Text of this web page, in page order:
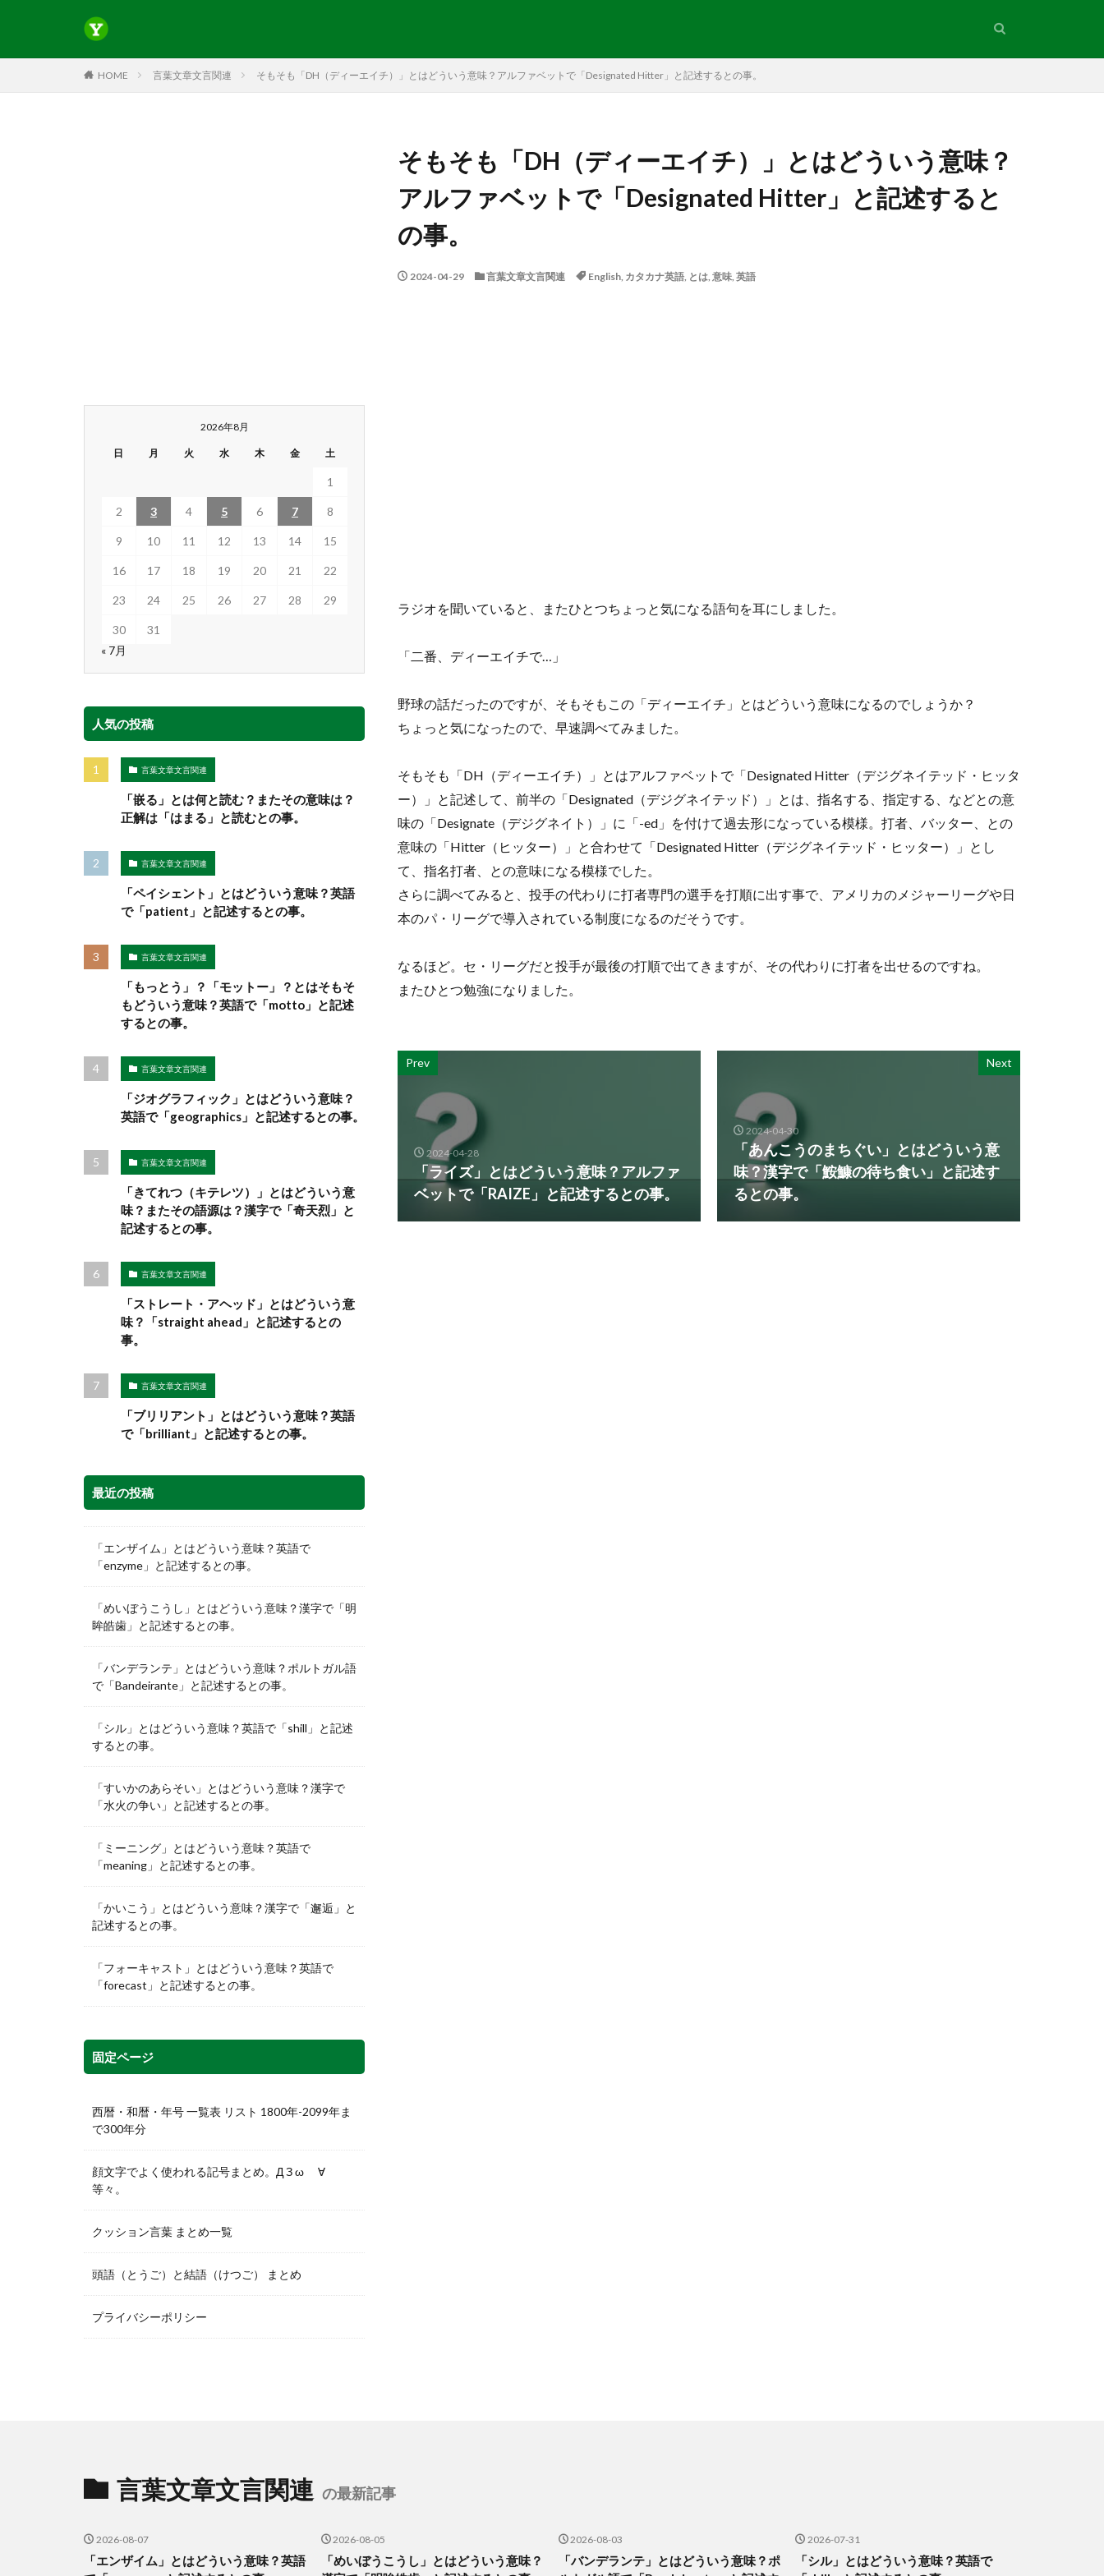
HOME 言葉文章文言関連 そもそも「DH（ディーエイチ）」とはどういう意味？アルファベットで「Designated Hitter」と記述するとの事。
そもそも「DH（ディーエイチ）」とはどういう意味？
アルファベットで「Designated Hitter」と記述すると
の事。
2024-04-29 言葉文章文言関連 English, カタカナ英語, とは, 意味, 英語
ラジオを聞いていると、またひとつちょっと気になる語句を耳にしました。
「二番、ディーエイチで…」
野球の話だったのですが、そもそもこの「ディーエイチ」とはどういう意味になるのでしょうか？
ちょっと気になったので、早速調べてみました。
そもそも「DH（ディーエイチ）」とはアルファベットで「Designated Hitter（デジグネイテッド・ヒッタ
ー）」と記述して、前半の「Designated（デジグネイテッド）」とは、指名する、指定する、などとの意
味の「Designate（デジグネイト）」に「-ed」を付けて過去形になっている模様。打者、バッター、との
意味の「Hitter（ヒッター）」と合わせて「Designated Hitter（デジグネイテッド・ヒッター）」とし
て、指名打者、との意味になる模様でした。
さらに調べてみると、投手の代わりに打者専門の選手を打順に出す事で、アメリカのメジャーリーグや日
本のパ・リーグで導入されている制度になるのだそうです。
なるほど。セ・リーグだと投手が最後の打順で出てきますが、その代わりに打者を出せるのですね。
またひとつ勉強になりました。
Prev
2024-04-28
「ライズ」とはどういう意味？アルファ
ベットで「RAIZE」と記述するとの事。
Next
2024-04-30
「あんこうのまちぐい」とはどういう意
味？漢字で「鮟鱇の待ち食い」と記述す
るとの事。
2026年8月
日 月 火 水 木 金 土
1
2 3 4 5 6 7 8
9 10 11 12 13 14 15
16 17 18 19 20 21 22
23 24 25 26 27 28 29
30
31
« 7月
人気の投稿
言葉文章文言関連
「嵌る」とは何と読む？またその意味は？
正解は「はまる」と読むとの事。
言葉文章文言関連
「ペイシェント」とはどういう意味？英語
で「patient」と記述するとの事。
言葉文章文言関連
「もっとう」？「モットー」？とはそもそ
もどういう意味？英語で「motto」と記述
するとの事。
言葉文章文言関連
「ジオグラフィック」とはどういう意味？
英語で「geographics」と記述するとの事。
言葉文章文言関連
「きてれつ（キテレツ）」とはどういう意
味？またその語源は？漢字で「奇天烈」と
記述するとの事。
言葉文章文言関連
「ストレート・アヘッド」とはどういう意
味？「straight ahead」と記述するとの
事。
言葉文章文言関連
「ブリリアント」とはどういう意味？英語
で「brilliant」と記述するとの事。
最近の投稿
「エンザイム」とはどういう意味？英語で
「enzyme」と記述するとの事。
「めいぼうこうし」とはどういう意味？漢字で「明
眸皓歯」と記述するとの事。
「バンデランテ」とはどういう意味？ポルトガル語
で「Bandeirante」と記述するとの事。
「シル」とはどういう意味？英語で「shill」と記述
するとの事。
「すいかのあらそい」とはどういう意味？漢字で
「水火の争い」と記述するとの事。
「ミーニング」とはどういう意味？英語で
「meaning」と記述するとの事。
「かいこう」とはどういう意味？漢字で「邂逅」と
記述するとの事。
「フォーキャスト」とはどういう意味？英語で
「forecast」と記述するとの事。
固定ページ
西暦・和暦・年号 一覧表 リスト 1800年-2099年ま
で300年分
顔文字でよく使われる記号まとめ。Д З ω ゞ∀
等々。
クッション言葉 まとめ一覧
頭語（とうご）と結語（けつご） まとめ
プライバシーポリシー
言葉文章文言関連 の最新記事
2026-08-07
「エンザイム」とはどういう意味？英語
2026-08-05
「めいぼうこうし」とはどういう意味？
2026-08-03
「バンデランテ」とはどういう意味？ポ
2026-07-31
「シル」とはどういう意味？英語で